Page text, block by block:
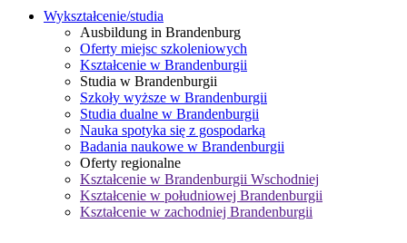
Wykształcenie/studia
Ausbildung in Brandenburg
Oferty miejsc szkoleniowych
Kształcenie w Brandenburgii
Studia w Brandenburgii
Szkoły wyższe w Brandenburgii
Studia dualne w Brandenburgii
Nauka spotyka się z gospodarką
Badania naukowe w Brandenburgii
Oferty regionalne
Kształcenie w Brandenburgii Wschodniej
Kształcenie w południowej Brandenburgii
Kształcenie w zachodniej Brandenburgii